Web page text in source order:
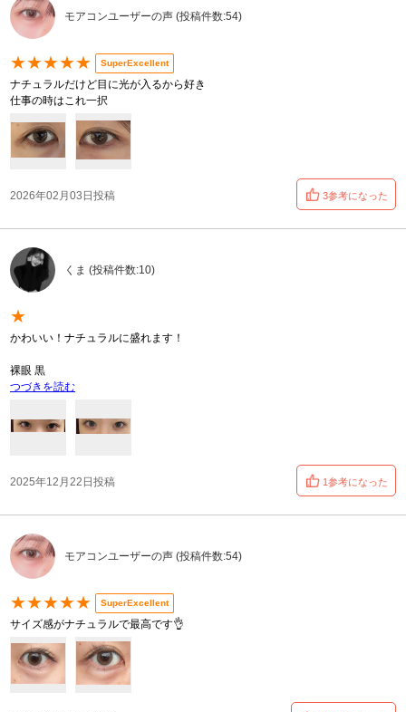
モアコンユーザーの声 (投稿件数:54)
★★★★★ SuperExcellent
ナチュラルだけど目に光が入るから好き
仕事の時はこれ一択
2026年02月03日投稿 3参考になった
くま (投稿件数:10)
★
かわいい！ナチュラルに盛れます！
裸眼 黒
つづきを読む
2025年12月22日投稿 1参考になった
モアコンユーザーの声 (投稿件数:54)
★★★★★ SuperExcellent
サイズ感がナチュラルで最高です👌